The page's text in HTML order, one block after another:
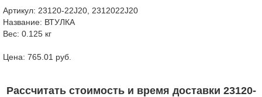
Артикул: 23120-22J20, 2312022J20
Название: ВТУЛКА
Вес: 0.125 кг
Цена: 765.01 руб.
Рассчитать стоимость и время доставки 23120-